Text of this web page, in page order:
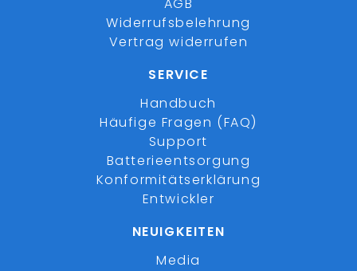
Widerrufsbelehrung
Vertrag widerrufen
SERVICE
Handbuch
Häufige Fragen (FAQ)
Support
Batterieentsorgung
Konformitätserklärung
Entwickler
NEUIGKEITEN
Media